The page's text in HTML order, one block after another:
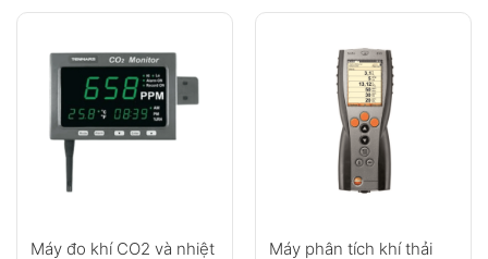
Không có bình luận nào
Máy đo khí CO2 và nhiệt Máy phân tích khí thải